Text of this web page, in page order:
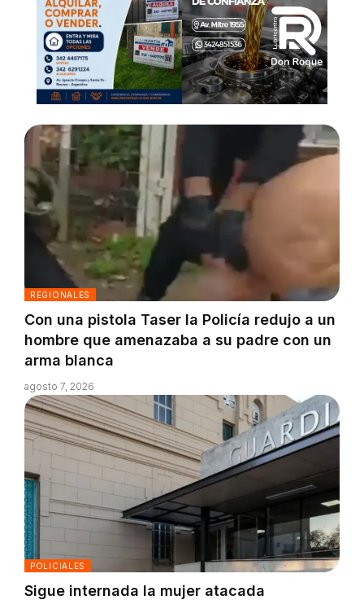
REGIONALES
Con una pistola Taser la Policía redujo a un
hombre que amenazaba a su padre con un
arma blanca
agosto 7, 2026
POLICIALES
Sigue internada la mujer atacada